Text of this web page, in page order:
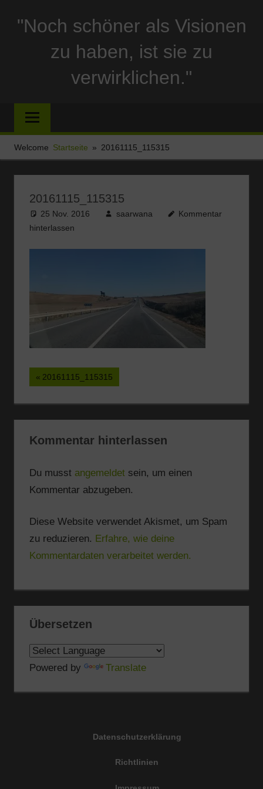
Inhalt"Noch schöner als Visionen
zu haben, ist sie zu
verwirklichen."
und
Stellplatzberichte
und
alles
Sonstige
Ferien
Welcome Startseite 20161115_115315
20161115_115315
25 Nov. 2016 saarwana
Kommentar
hinterlassen
Beitragsnavigation
Vorheriger
20161115_115315
Kommentar hinterlassen
Du musst angemeldetsein, um einen
Kommentar abzugeben.
Diese Website verwendet Akismet, um Spam
zu reduzieren. Erfahre, wie deine
Kommentardaten verarbeitet werden.
Übersetzen
Powered by Translate
Datenschutzerklärung
Richtlinien